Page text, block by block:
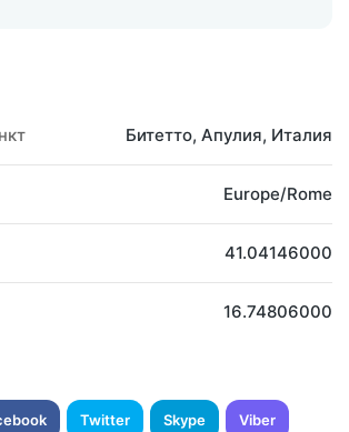
Битетто, Апулия, Италия
Europe/Rome
41.04146000
16.74806000
Twitter Skype Viber